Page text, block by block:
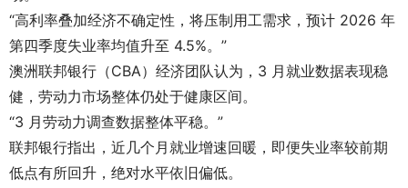
“高利率叠加经济不确定性，将压制用工需求，预计 2026 年
第四季度失业率均值升至 4.5%。”
澳洲联邦银行（CBA）经济团队认为，3 月就业数据表现稳
健，劳动力市场整体仍处于健康区间。
“3 月劳动力调查数据整体平稳。”
联邦银行指出，近几个月就业增速回暖，即便失业率较前期
低点有所回升，绝对水平依旧偏低。